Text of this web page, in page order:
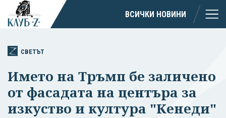
ВСИЧКИ НОВИНИ
СВЕТЪТ
Името на Тръмп бе заличено
от фасадата на центъра за
изкуство и култура "Кенеди"